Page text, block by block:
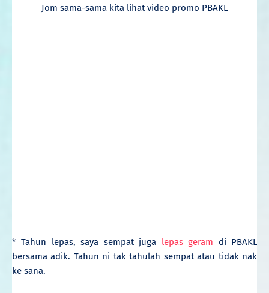
Jom sama-sama kita lihat video promo PBAKL
* Tahun lepas, saya sempat juga lepas geram di PBAKL
bersama adik. Tahun ni tak tahulah sempat atau tidak nak
ke sana.